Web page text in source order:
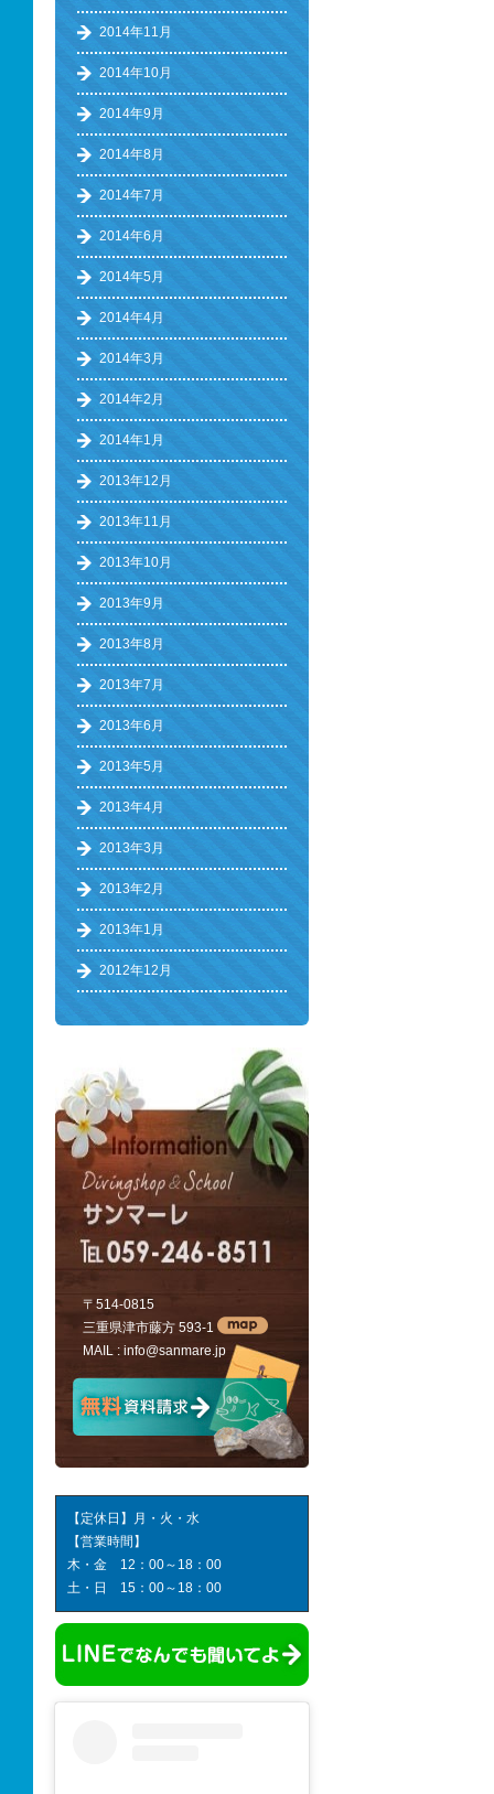
2014年11月
2014年10月
2014年9月
2014年8月
2014年7月
2014年6月
2014年5月
2014年4月
2014年3月
2014年2月
2014年1月
2013年12月
2013年11月
2013年10月
2013年9月
2013年8月
2013年7月
2013年6月
2013年5月
2013年4月
2013年3月
2013年2月
2013年1月
2012年12月
〒514-0815
三重県津市藤方 593-1
MAIL : info@sanmare.jp
【定休日】月・火・水
【営業時間】
木・金 12：00～18：00
土・日 15：00～18：00